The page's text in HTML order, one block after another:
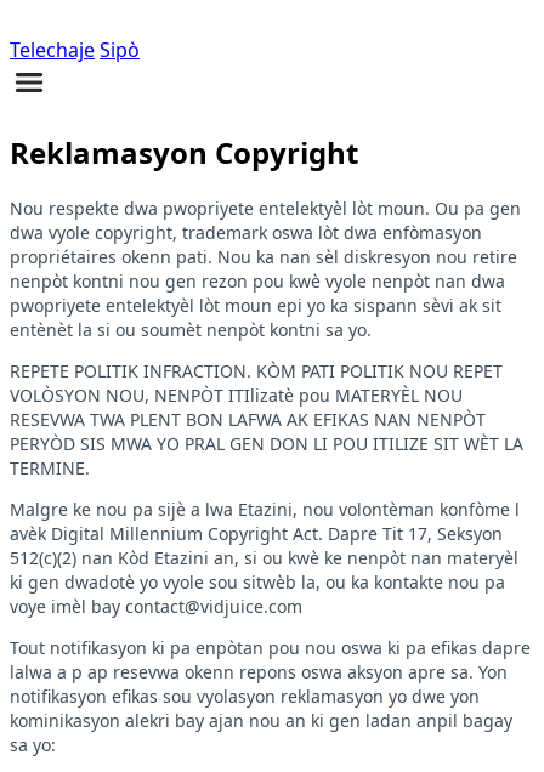
TelechajeSipò
Reklamasyon Copyright
Nou respekte dwa pwopriyete entelektyèl lòt moun. Ou pa gen
dwa vyole copyright, trademark oswa lòt dwa enfòmasyon
propriétaires okenn pati. Nou ka nan sèl diskresyon nou retire
nenpòt kontni nou gen rezon pou kwè vyole nenpòt nan dwa
pwopriyete entelektyèl lòt moun epi yo ka sispann sèvi ak sit
entènèt la si ou soumèt nenpòt kontni sa yo.
REPETE POLITIK INFRACTION. KÒM PATI POLITIK NOU REPET
VOLÒSYON NOU, NENPÒT ITIlizatè pou MATERYÈL NOU
RESEVWA TWA PLENT BON LAFWA AK EFIKAS NAN NENPÒT
PERYÒD SIS MWA YO PRAL GEN DON LI POU ITILIZE SIT WÈT LA
TERMINE.
Malgre ke nou pa sijè a lwa Etazini, nou volontèman konfòme l
avèk Digital Millennium Copyright Act. Dapre Tit 17, Seksyon
512(c)(2) nan Kòd Etazini an, si ou kwè ke nenpòt nan materyèl
ki gen dwadotè yo vyole sou sitwèb la, ou ka kontakte nou pa
voye imèl bay contact@vidjuice.com
Tout notifikasyon ki pa enpòtan pou nou oswa ki pa efikas dapre
lalwa a p ap resevwa okenn repons oswa aksyon apre sa. Yon
notifikasyon efikas sou vyolasyon reklamasyon yo dwe yon
kominikasyon alekri bay ajan nou an ki gen ladan anpil bagay
sa yo: